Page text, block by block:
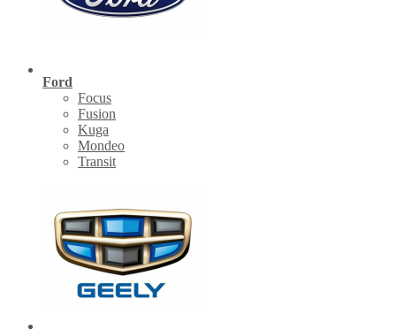
Ford
Focus
Fusion
Kuga
Mondeo
Transit